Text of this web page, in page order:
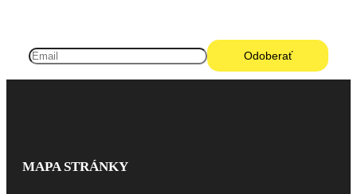
MAPA STRÁNKY